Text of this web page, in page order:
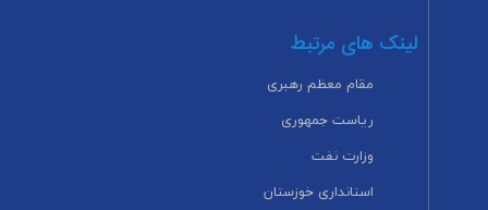
لینک های مرتبط
مقام معظم رهبری
ریاست جمهوری
وزارت نفت
استانداری خوزستان